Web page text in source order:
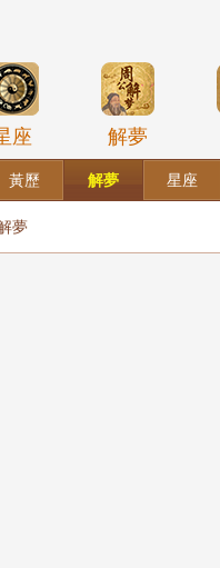
座 解夢
黃歷 解夢 星座
夢